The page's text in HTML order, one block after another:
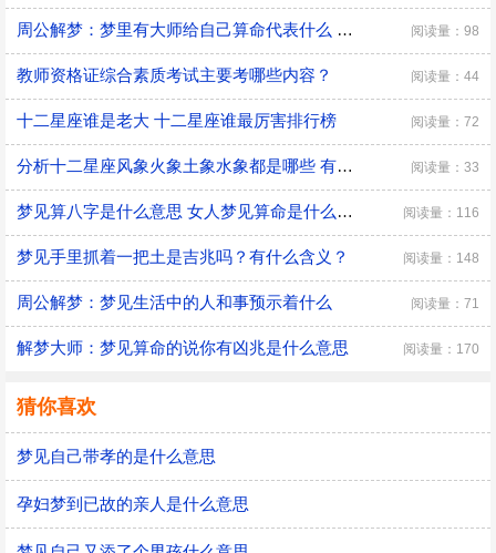
周公解梦：梦里有大师给自己算命代表什么 是好兆头吗？ 阅读量：98
教师资格证综合素质考试主要考哪些内容？ 阅读量：44
十二星座谁是老大 十二星座谁最厉害排行榜 阅读量：72
分析十二星座风象火象土象水象都是哪些 有什么优缺点 阅读量：33
梦见算八字是什么意思 女人梦见算命是什么预兆 阅读量：116
梦见手里抓着一把土是吉兆吗？有什么含义？ 阅读量：148
周公解梦：梦见生活中的人和事预示着什么 阅读量：71
解梦大师：梦见算命的说你有凶兆是什么意思 阅读量：170
猜你喜欢
梦见自己带孝的是什么意思
孕妇梦到已故的亲人是什么意思